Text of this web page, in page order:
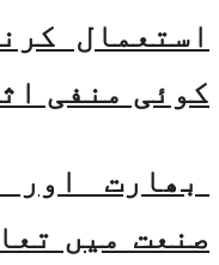
استعمال
کوئی منفی
بھارت
صنعت میں